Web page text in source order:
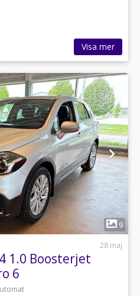
Visa mer
9
28 maj
1.0 Boosterjet
6